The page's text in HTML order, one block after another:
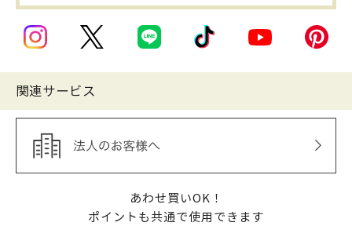
関連サービス
あわせ買いOK！
ポイントも共通で使用できます